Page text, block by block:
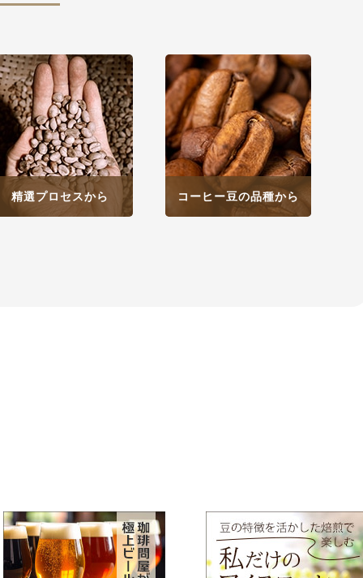
精選プロセスから コーヒー豆の品種から